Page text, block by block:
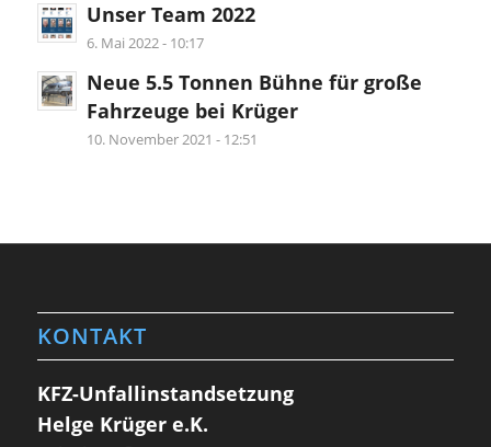
Unser Team 2022
6. Mai 2022 - 10:17
Neue 5.5 Tonnen Bühne für große
Fahrzeuge bei Krüger
10. November 2021 - 12:51
KONTAKT
KFZ-Unfallinstandsetzung
Helge Krüger e.K.